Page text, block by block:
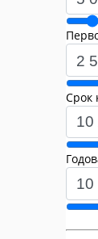
Срок